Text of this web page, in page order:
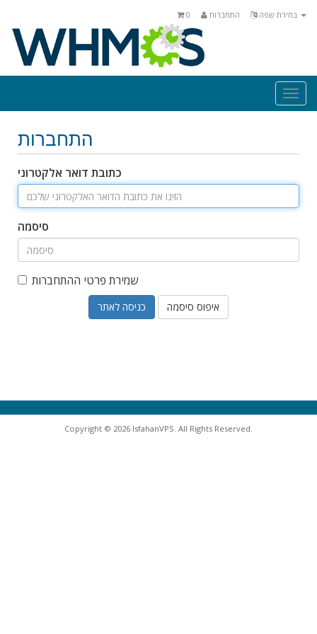
התחברות 0
התחברות
כתובת דואר אלקטרוני
סיסמה
שמירת פרטי ההתחברות
איפוס סיסמה
Copyright © 2026 IsfahanVPS. All Rights Reserved.